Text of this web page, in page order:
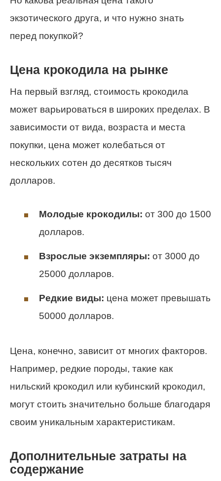
экзотического друга, и что нужно знать
перед покупкой?
Цена крокодила на рынке
На первый взгляд, стоимость крокодила
может варьироваться в широких пределах. В
зависимости от вида, возраста и места
покупки, цена может колебаться от
нескольких сотен до десятков тысяч
долларов.
Молодые крокодилы: от 300 до 1500
долларов.
Взрослые экземпляры: от 3000 до
25000 долларов.
Редкие виды: цена может превышать
50000 долларов.
Цена, конечно, зависит от многих факторов.
Например, редкие породы, такие как
нильский крокодил или кубинский крокодил,
могут стоить значительно больше благодаря
своим уникальным характеристикам.
Дополнительные затраты на
содержание